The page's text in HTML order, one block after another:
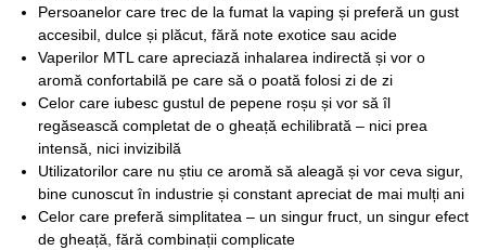
Persoanelor care trec de la fumat la vaping și preferă un gust
accesibil, dulce și plăcut, fără note exotice sau acide
Vaperilor MTL care apreciază inhalarea indirectă și vor o
aromă confortabilă pe care să o poată folosi zi de zi
Celor care iubesc gustul de pepene roșu și vor să îl
regăsească completat de o gheață echilibrată – nici prea
intensă, nici invizibilă
Utilizatorilor care nu știu ce aromă să aleagă și vor ceva sigur,
bine cunoscut în industrie și constant apreciat de mai mulți ani
Celor care preferă simplitatea – un singur fruct, un singur efect
de gheață, fără combinații complicate